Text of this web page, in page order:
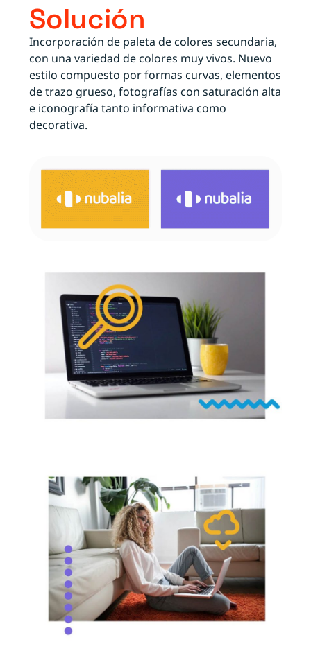
Solución
Incorporación de paleta de colores secundaria,
con una variedad de colores muy vivos. Nuevo
estilo compuesto por formas curvas, elementos
de trazo grueso, fotografías con saturación alta
e iconografía tanto informativa como
decorativa.